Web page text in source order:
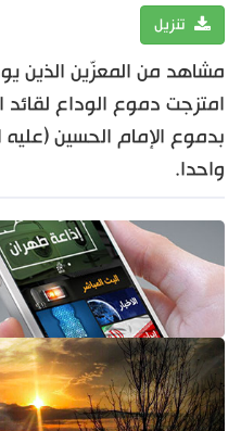
تنزيل
مشاهد من المعزّين الذين
امتزجت دموع الوداع لقائد
بدموع الإمام الحسين (عليه
واحدا.